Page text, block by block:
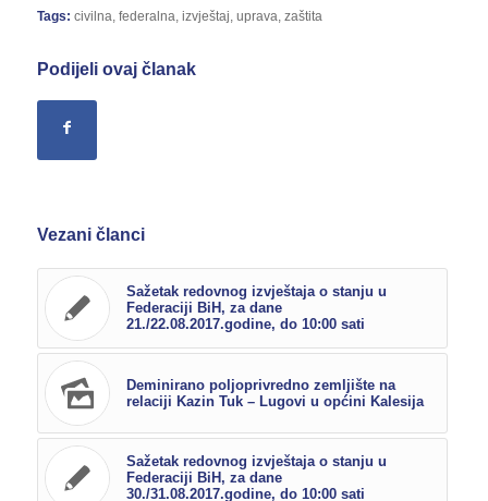
Tags: civilna federalna izvještaj uprava zaštita
Podijeli ovaj članak
Vezani članci
Sažetak redovnog izvještaja o stanju u
Federaciji BiH, za dane
21./22.08.2017.godine, do 10:00 sati
Deminirano poljoprivredno zemljište na
relaciji Kazin Tuk – Lugovi u općini Kalesija
Sažetak redovnog izvještaja o stanju u
Federaciji BiH, za dane
30./31.08.2017.godine, do 10:00 sati